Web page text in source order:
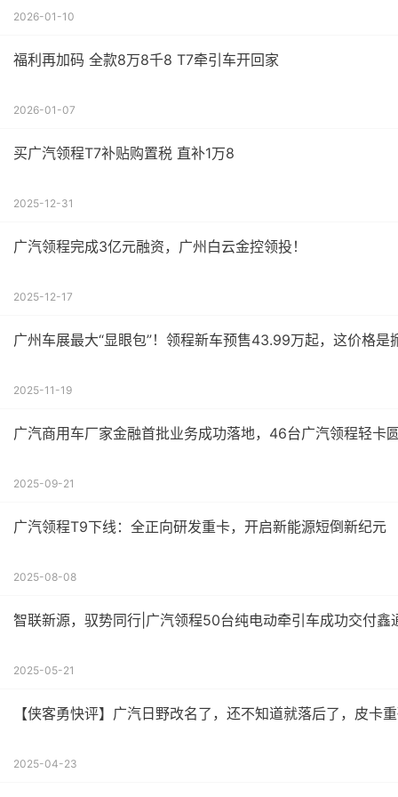
2026-01-10
福利再加码 全款8万8千8 T7牵引车开回家
2026-01-07
买广汽领程T7补贴购置税 直补1万8
2025-12-31
广汽领程完成3亿元融资，广州白云金控领投！
2025-12-17
广州车展最大“显眼包”！领程新车预售43.99万起，这价格是
2025-11-19
广汽商用车厂家金融首批业务成功落地，46台广汽领程轻卡
2025-09-21
广汽领程T9下线：全正向研发重卡，开启新能源短倒新纪元
2025-08-08
智联新源，驭势同行|广汽领程50台纯电动牵引车成功交付鑫
2025-05-21
【侠客勇快评】广汽日野改名了，还不知道就落后了，皮卡
2025-04-23